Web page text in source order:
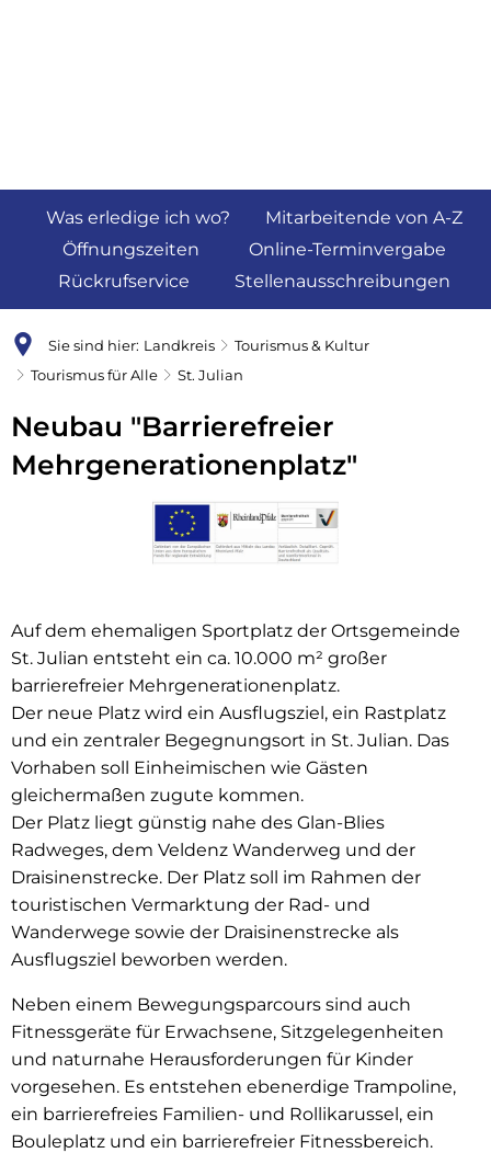
Was erledige ich wo?
Mitarbeitende von A-Z
Öffnungszeiten
Online-Terminvergabe
Rückrufservice
Stellenausschreibungen
Sie sind hier: Landkreis
Tourismus & Kultur
Tourismus für Alle
St. Julian
St.
Julian
Neubau "Barrierefreier
Mehrgenerationenplatz"
Auf dem ehemaligen Sportplatz der Ortsgemeinde
St. Julian entsteht ein ca. 10.000 m² großer
barrierefreier Mehrgenerationenplatz.
Der neue Platz wird ein Ausflugsziel, ein Rastplatz
und ein zentraler Begegnungsort in St. Julian. Das
Vorhaben soll Einheimischen wie Gästen
gleichermaßen zugute kommen.
Der Platz liegt günstig nahe des Glan-Blies
Radweges, dem Veldenz Wanderweg und der
Draisinenstrecke. Der Platz soll im Rahmen der
touristischen Vermarktung der Rad- und
Wanderwege sowie der Draisinenstrecke als
Ausflugsziel beworben werden.
Neben einem Bewegungsparcours sind auch
Fitnessgeräte für Erwachsene, Sitzgelegenheiten
und naturnahe Herausforderungen für Kinder
vorgesehen. Es entstehen ebenerdige Trampoline,
ein barrierefreies Familien- und Rollikarussel, ein
Bouleplatz und ein barrierefreier Fitnessbereich.